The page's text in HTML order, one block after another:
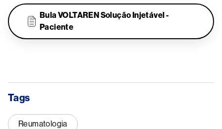
Bula VOLTAREN Solução Injetável -
Paciente
Tags
Reumatologia